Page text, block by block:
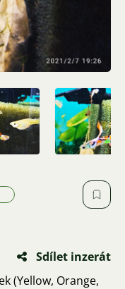
Sdílet inzerát
(Yellow, Orange,